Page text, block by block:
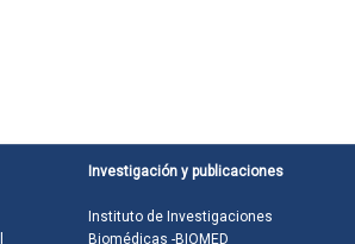
Investigación y publicaciones
Instituto de Investigaciones
Biomédicas -BIOMED